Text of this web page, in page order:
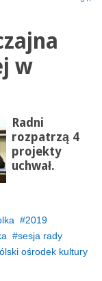
w
Radni
rozpatrzą 4
projekty
uchwał.
2019
sesja rady
ośrodek kultury